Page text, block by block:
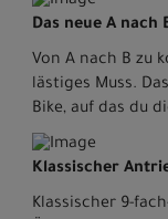
Das neue A nach
Von A nach B zu
lästiges Muss.
Bike, auf das du
Klassischer
Klassischer 9-